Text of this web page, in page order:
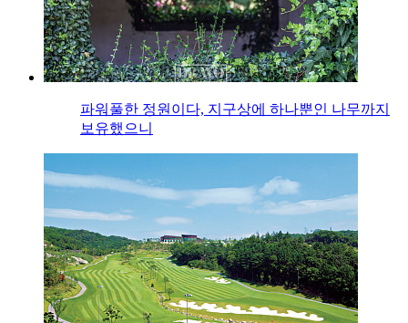
파워풀한 정원이다, 지구상에 하나뿐인 나무까지
보유했으니